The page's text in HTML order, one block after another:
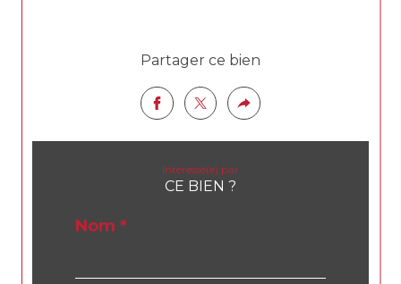
Partager ce bien
Intéressé(e) par
CE BIEN ?
Nom *